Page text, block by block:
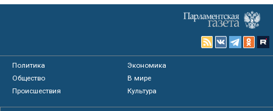
Политика
Экономика
Общество
В мире
Происшествия
Культура